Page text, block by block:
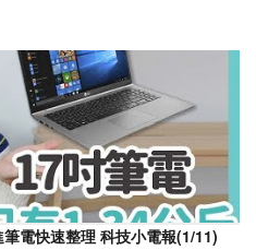
電快速整理 科技小電報(1/11)